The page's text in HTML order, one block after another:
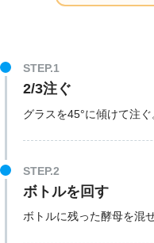
STEP.1
2/3注ぐ
グラスを45°に傾けて注ぐ
STEP.2
ボトルを回す
ボトルに残った酵母を混